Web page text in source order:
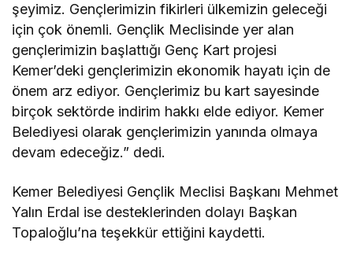
şeyimiz. Gençlerimizin fikirleri ülkemizin geleceği
için çok önemli. Gençlik Meclisinde yer alan
gençlerimizin başlattığı Genç Kart projesi
Kemer’deki gençlerimizin ekonomik hayatı için de
önem arz ediyor. Gençlerimiz bu kart sayesinde
birçok sektörde indirim hakkı elde ediyor. Kemer
Belediyesi olarak gençlerimizin yanında olmaya
devam edeceğiz.” dedi.
Kemer Belediyesi Gençlik Meclisi Başkanı Mehmet
Yalın Erdal ise desteklerinden dolayı Başkan
Topaloğlu’na teşekkür ettiğini kaydetti.